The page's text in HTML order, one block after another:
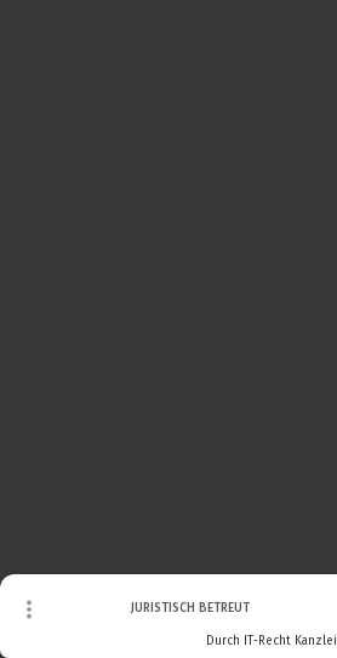
JURISTISCH BETREUT
Durch IT-Recht Kanzlei